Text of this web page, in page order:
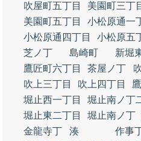
吹屋町五丁目
美園町三丁
美園町五丁目
小松原通一
小松原通四丁目
小松原五
芝ノ丁
島崎町 新堀
鷹匠町六丁目
茶屋ノ丁
吹上三丁目
吹上四丁目
堀止西一丁目
堀止南ノ丁
堀止東二丁目
堀止南ノ丁
金龍寺丁
湊 作事